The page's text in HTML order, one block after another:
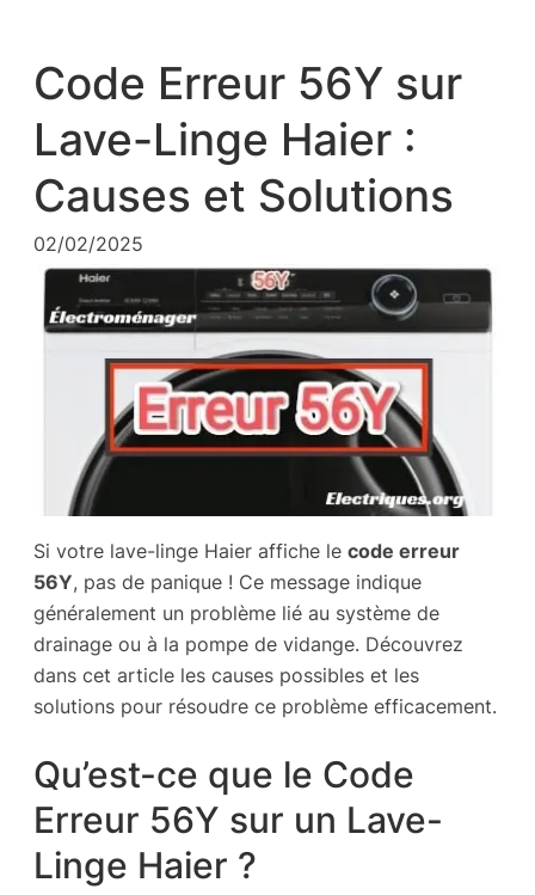
Code Erreur 56Y sur
Lave-Linge Haier :
Causes et Solutions
02/02/2025
Si votre lave-linge Haier affiche le code erreur
56Y, pas de panique ! Ce message indique
généralement un problème lié au système de
drainage ou à la pompe de vidange. Découvrez
dans cet article les causes possibles et les
solutions pour résoudre ce problème efficacement.
Qu’est-ce que le Code
Erreur 56Y sur un Lave-
Linge Haier ?